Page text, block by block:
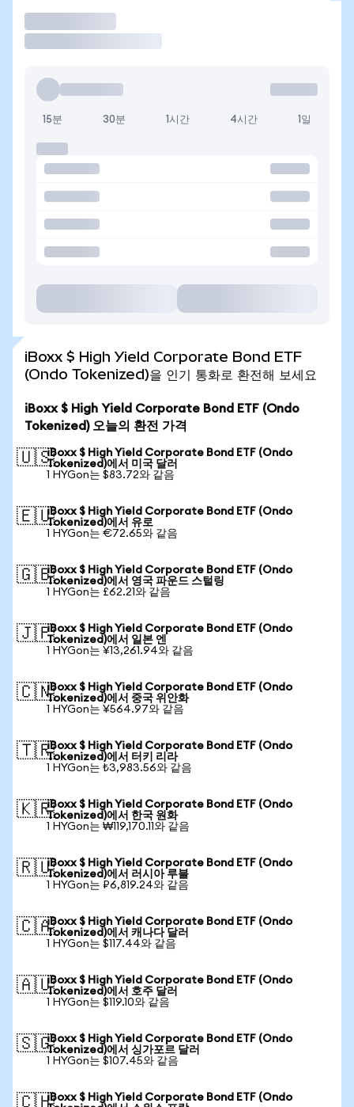
15분 30분 1시간 4시간 1일
iBoxx $ High Yield Corporate Bond ETF
(Ondo Tokenized)을 인기 통화로 환전해 보세요
iBoxx $ High Yield Corporate Bond ETF (Ondo
Tokenized) 오늘의 환전 가격
🇺🇸iBoxx $ High Yield Corporate Bond ETF (Ondo
Tokenized)에서 미국 달러
1 HYGon는 $83.72와 같음
🇪🇺iBoxx $ High Yield Corporate Bond ETF (Ondo
Tokenized)에서 유로
1 HYGon는 €72.65와 같음
🇬🇧iBoxx $ High Yield Corporate Bond ETF (Ondo
Tokenized)에서 영국 파운드 스털링
1 HYGon는 £62.21와 같음
🇯🇵iBoxx $ High Yield Corporate Bond ETF (Ondo
Tokenized)에서 일본 엔
1 HYGon는 ¥13,261.94와 같음
🇨🇳iBoxx $ High Yield Corporate Bond ETF (Ondo
Tokenized)에서 중국 위안화
1 HYGon는 ¥564.97와 같음
🇹🇷iBoxx $ High Yield Corporate Bond ETF (Ondo
Tokenized)에서 터키 리라
1 HYGon는 ₺3,983.56와 같음
🇰🇷iBoxx $ High Yield Corporate Bond ETF (Ondo
Tokenized)에서 한국 원화
1 HYGon는 ₩119,170.11와 같음
🇷🇺iBoxx $ High Yield Corporate Bond ETF (Ondo
Tokenized)에서 러시아 루블
1 HYGon는 ₽6,819.24와 같음
🇨🇦iBoxx $ High Yield Corporate Bond ETF (Ondo
Tokenized)에서 캐나다 달러
1 HYGon는 $117.44와 같음
🇦🇺iBoxx $ High Yield Corporate Bond ETF (Ondo
Tokenized)에서 호주 달러
1 HYGon는 $119.10와 같음
🇸🇬iBoxx $ High Yield Corporate Bond ETF (Ondo
Tokenized)에서 싱가포르 달러
1 HYGon는 $107.45와 같음
🇨🇭iBoxx $ High Yield Corporate Bond ETF (Ondo